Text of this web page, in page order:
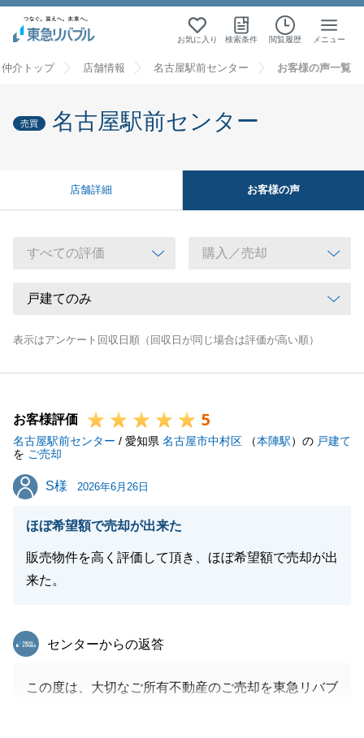
お気に入り 検索条件 閲覧履歴 メニュー
介トップ 店舗情報 名古屋駅前センター お客様の声一覧
売買 名古屋駅前センター
店舗詳細 お客様の声
表示はアンケート回収日順（回収日が同じ場合は評価が高い順）
お客様評価 5
名古屋駅前センター / 愛知県 名古屋市中村区 （本陣駅）の 戸建て
を ご売却
S様
S様 2026年6月26日
ほぼ希望額で売却が出来た
販売物件を高く評価して頂き、ほぼ希望額で売却が出
来た。
東急リバブル
センターからの返答
この度は、大切なご所有不動産のご売却を東急リバブ